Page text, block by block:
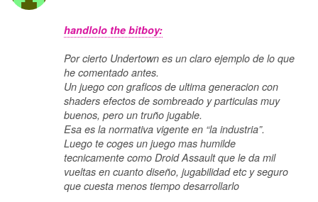
handlolo the bitboy:
Por cierto Undertown es un claro ejemplo de lo que
he comentado antes.
Un juego con graficos de ultima generacion con
shaders efectos de sombreado y particulas muy
buenos, pero un truño jugable.
Esa es la normativa vigente en “la industria”.
Luego te coges un juego mas humilde
tecnicamente como Droid Assault que le da mil
vueltas en cuanto diseño, jugabilidad etc y seguro
que cuesta menos tiempo desarrollarlo